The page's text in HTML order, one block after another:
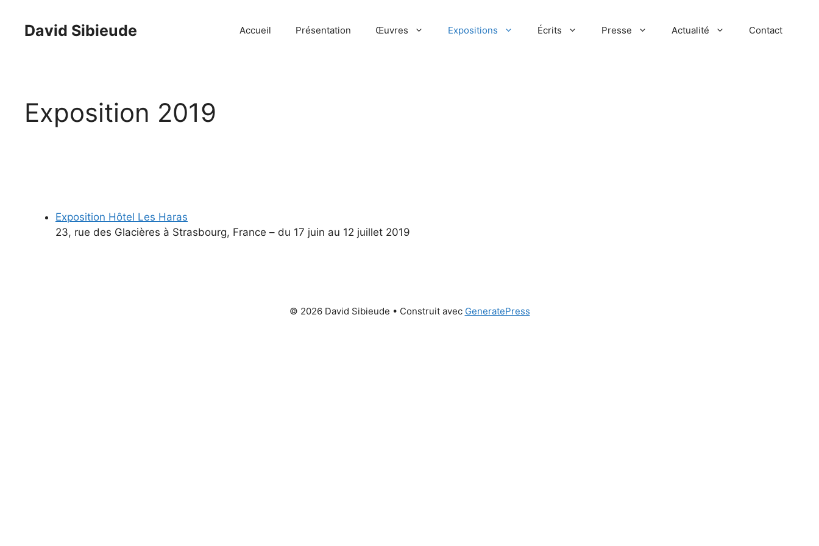
contenuDavid Sibieude Accueil Présentation Œuvres Expositions Écrits Presse Actualité Contact
Exposition 2019
Exposition Hôtel Les Haras
23, rue des Glacières à Strasbourg, France – du 17 juin au 12 juillet 2019
© 2026 David Sibieude • Construit avec GeneratePress